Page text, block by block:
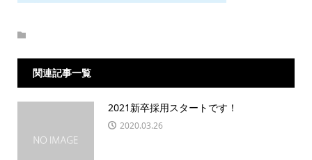
関連記事一覧
2021新卒採用スタートです！
2020.03.26